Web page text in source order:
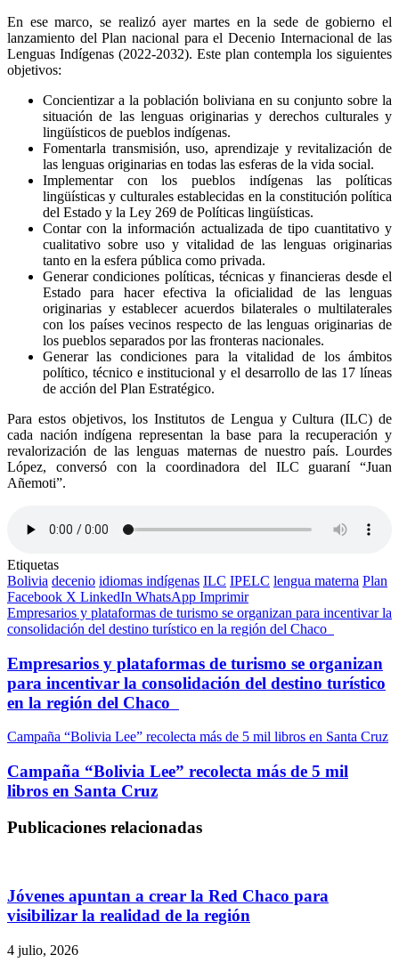
En ese marco, se realizó ayer martes en la sede de gobierno el
lanzamiento del Plan nacional para el Decenio Internacional de las
Lenguas Indígenas (2022-2032). Este plan contempla los siguientes
objetivos:
Concientizar a la población boliviana en su conjunto sobre la
situación de las lenguas originarias y derechos culturales y
lingüísticos de pueblos indígenas.
Fomentarla transmisión, uso, aprendizaje y revitalización de
las lenguas originarias en todas las esferas de la vida social.
Implementar con los pueblos indígenas las políticas
lingüísticas y culturales establecidas en la constitución política
del Estado y la Ley 269 de Políticas lingüísticas.
Contar con la información actualizada de tipo cuantitativo y
cualitativo sobre uso y vitalidad de las lenguas originarias
tanto en la esfera pública como privada.
Generar condiciones políticas, técnicas y financieras desde el
Estado para hacer efectiva la oficialidad de las lenguas
originarias y establecer acuerdos bilaterales o multilaterales
con los países vecinos respecto de las lenguas originarias de
los pueblos separados por las fronteras nacionales.
Generar las condiciones para la vitalidad de los ámbitos
político, técnico e institucional y el desarrollo de las 17 líneas
de acción del Plan Estratégico.
Para estos objetivos, los Institutos de Lengua y Cultura (ILC) de
cada nación indígena representan la base para la recuperación y
revalorización de las lenguas maternas de nuestro país. Lourdes
López, conversó con la coordinadora del ILC guaraní “Juan
Añemoti”.
Etiquetas
Bolivia decenio idiomas indígenas ILC IPELC lengua materna Plan
Facebook X LinkedIn WhatsApp Imprimir
Empresarios y plataformas de turismo se organizan para incentivar la
consolidación del destino turístico en la región del Chaco
Empresarios y plataformas de turismo se organizan
para incentivar la consolidación del destino turístico
en la región del Chaco
Campaña “Bolivia Lee” recolecta más de 5 mil libros en Santa Cruz
Campaña “Bolivia Lee” recolecta más de 5 mil
libros en Santa Cruz
Publicaciones relacionadas
Jóvenes apuntan a crear la Red Chaco para
visibilizar la realidad de la región
4 julio, 2026